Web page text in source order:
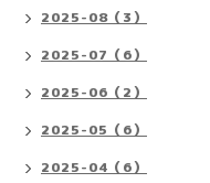
2025-08（3）
2025-07（6）
2025-06（2）
2025-05（6）
2025-04（6）